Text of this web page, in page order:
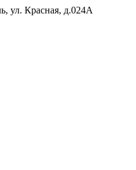
ул. Красная, д.024А